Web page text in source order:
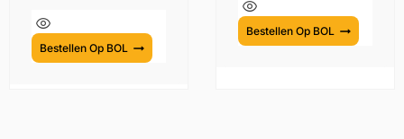
Bestellen Op BOL
Bestellen Op BOL